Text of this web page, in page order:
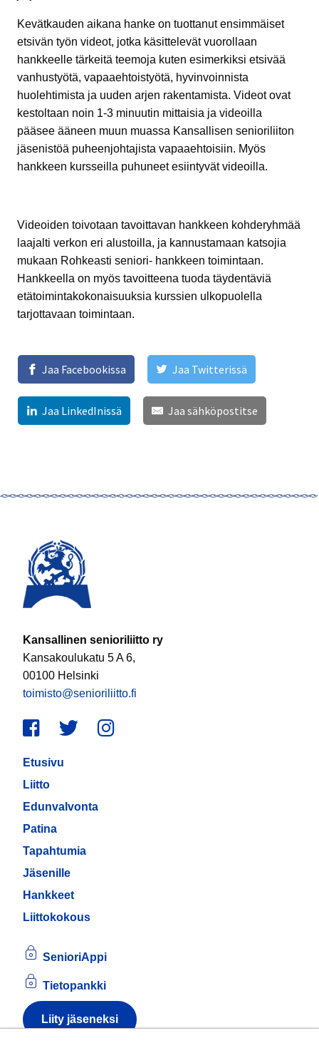
Kevätkauden aikana hanke on tuottanut ensimmäiset
etsivän työn videot, jotka käsittelevät vuorollaan
hankkeelle tärkeitä teemoja kuten esimerkiksi etsivää
vanhustyötä, vapaaehtoistyötä, hyvinvoinnista
huolehtimista ja uuden arjen rakentamista. Videot ovat
kestoltaan noin 1-3 minuutin mittaisia ja videoilla
pääsee ääneen muun muassa Kansallisen senioriliiton
jäsenistöä puheenjohtajista vapaaehtoisiin. Myös
hankkeen kursseilla puhuneet esiintyvät videoilla.
Videoiden toivotaan tavoittavan hankkeen kohderyhmää
laajalti verkon eri alustoilla, ja kannustamaan katsojia
mukaan Rohkeasti seniori- hankkeen toimintaan.
Hankkeella on myös tavoitteena tuoda täydentäviä
etätoimintakokonaisuuksia kurssien ulkopuolella
tarjottavaan toimintaan.
Jaa Facebookissa Jaa Twitterissä
Jaa LinkedInissä Jaa sähköpostitse
Kansallinen senioriliitto ry
Kansakoulukatu 5 A 6,
00100 Helsinki
toimisto@senioriliitto.fi
Facebook
TwitterInstagram
Etusivu
Liitto
Edunvalvonta
Patina
Tapahtumia
Jäsenille
Hankkeet
Liittokokous
SenioriAppi
Tietopankki
Liity jäseneksi